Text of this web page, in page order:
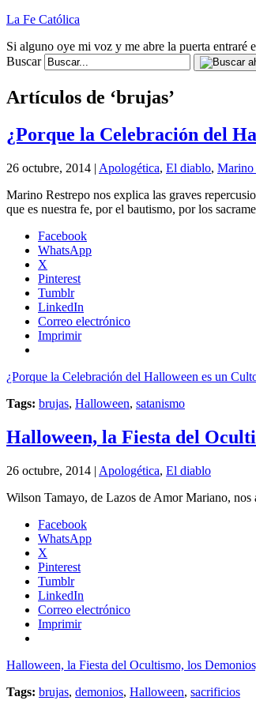
La Fe Católica
Si alguno oye mi voz y me abre la puerta entraré
Buscar
Artículos de ‘brujas’
¿Porque la Celebración del
26 octubre, 2014 | Apologética, El diablo, Marino
Marino Restrepo nos explica las graves
que es nuestra fe, por el bautismo, por los
Facebook
WhatsApp
X
Pinterest
Tumblr
LinkedIn
Correo electrónico
Imprimir
¿Porque la Celebración del Halloween es un
Tags: brujas, Halloween, satanismo
Halloween, la Fiesta del
26 octubre, 2014 | Apologética, El diablo
Wilson Tamayo, de Lazos de Amor Mariano,
Facebook
WhatsApp
X
Pinterest
Tumblr
LinkedIn
Correo electrónico
Imprimir
Halloween, la Fiesta del Ocultismo, los
Tags: brujas, demonios, Halloween, sacrificios